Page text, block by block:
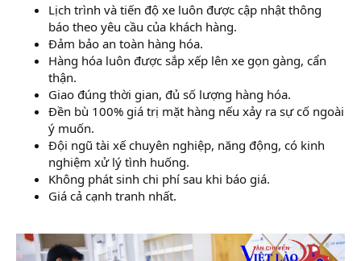
Lịch trình và tiến độ xe luôn được cập nhật thông
báo theo yêu cầu của khách hàng.
Đảm bảo an toàn hàng hóa.
Hàng hóa luôn được sắp xếp lên xe gọn gàng, cẩn
thận.
Giao đúng thời gian, đủ số lượng hàng hóa.
Đền bù 100% giá trị mặt hàng nếu xảy ra sự cố ngoài
ý muốn.
Đội ngũ tài xế chuyên nghiệp, năng động, có kinh
nghiệm xử lý tình huống.
Không phát sinh chi phí sau khi báo giá.
Giá cả cạnh tranh nhất.